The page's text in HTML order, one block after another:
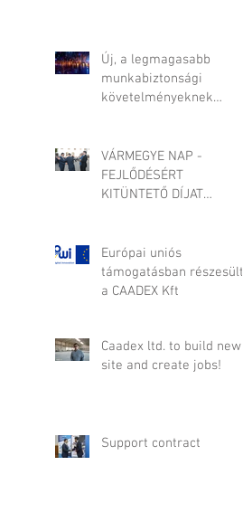
Új, a legmagasabb
munkabiztonsági
követelményeknek
fejlesztése
VÁRMEGYE NAP -
FEJLŐDÉSÉRT
KITÜNTETŐ DÍJAT
Európai uniós
támogatásban részesült
a CAADEX Kft
Caadex ltd. to build new
site and create jobs!
Support contract